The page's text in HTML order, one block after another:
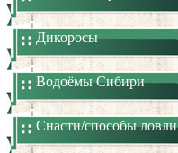
Дикоросы
Водоёмы Сибири
Снасти/способы ловли